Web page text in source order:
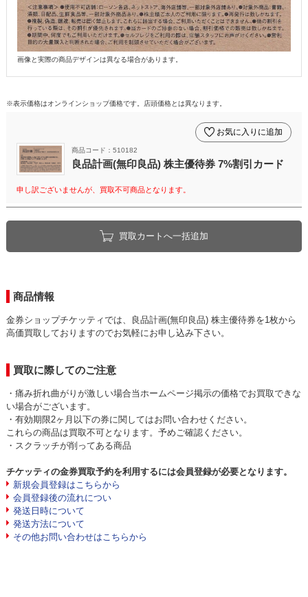
画像と実際の商品デザインは異なる場合があります。
※表示価格はオンラインショップ価格です。店頭価格とは異なります。
商品コード：510182
良品計画(無印良品) 株主優待券 7%割引カード
お気に入りに追加
申し訳ございませんが、買取不可商品となります。
買取カートへ一括追加
商品情報
金券ショップチケッティでは、良品計画(無印良品) 株主優待券を1枚から
高価買取しておりますのでお気軽にお申し込み下さい。
買取に際してのご注意
・痛み折れ曲がりが激しい場合当ホームページ掲示の価格でお買取できな
い場合がございます。
・有効期限2ヶ月以下の券に関してはお問い合わせください。
これらの商品は買取不可となります。予めご確認ください。
・スクラッチが削ってある商品
チケッティの金券買取予約を利用するには会員登録が必要となります。
新規会員登録はこちらから
会員登録後の流れについ
発送日時について
発送方法について
その他お問い合わせはこちらから